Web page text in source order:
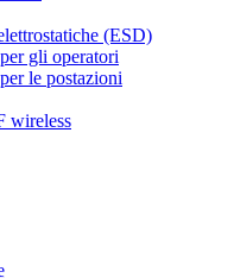
(ESD)
gli operatori
le postazioni
wireless